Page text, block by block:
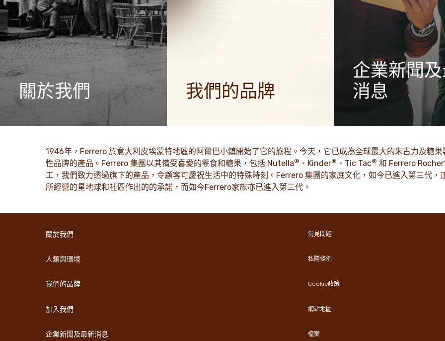
關於我們
Ferrero 集團的故事及其使命。由最初的
起步到全球的成功。
了解更多
我們的品牌
了解更多
企業新聞
消息
探索我們的企業消息，獲取
牌的最新消息、故事和新聞稿
了解更多
1946年，Ferrero 於意大利皮埃蒙特地區的阿爾巴小鎮開始了它的旅程。今天，它已成為全球最大的朱古力及糖
性品牌的產品。Ferrero 集團以其備受喜愛的零食和糖果，包括 Nutella® 、Kinder® 、Tic Tac® 和 Ferrero Rocher
工，我們致力透過旗下的產品，令顧客可慶祝生活中的特殊時刻。Ferrero 集團的家庭文化，如今已進入第三代
所經營的星地球和社區作出的的承諾，而如今Ferrero家族亦已進入第三代。
關於我們
人類與環境
我們的品牌
加入我們
企業新聞及最新消息
常見問題
私隱條例
Cookie政策
網站地圖
檔案